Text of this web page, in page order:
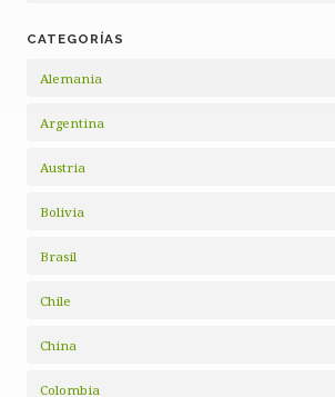
CATEGORÍAS
Alemania
Argentina
Austria
Bolivia
Brasil
Chile
China
Colombia